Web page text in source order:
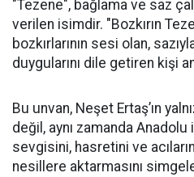
"Tezene", bağlama ve saz
verilen isimdir. "Bozkırın
bozkırlarının sesi olan,
duygularını dile getiren kişi
Bu unvan, Neşet Ertaş’ın
değil, aynı zamanda Anadolu
sevgisini, hasretini ve
nesillere aktarmasını